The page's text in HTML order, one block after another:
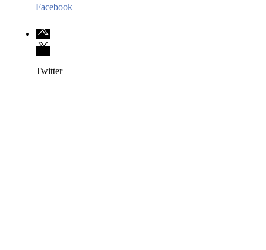
Facebook
Twitter